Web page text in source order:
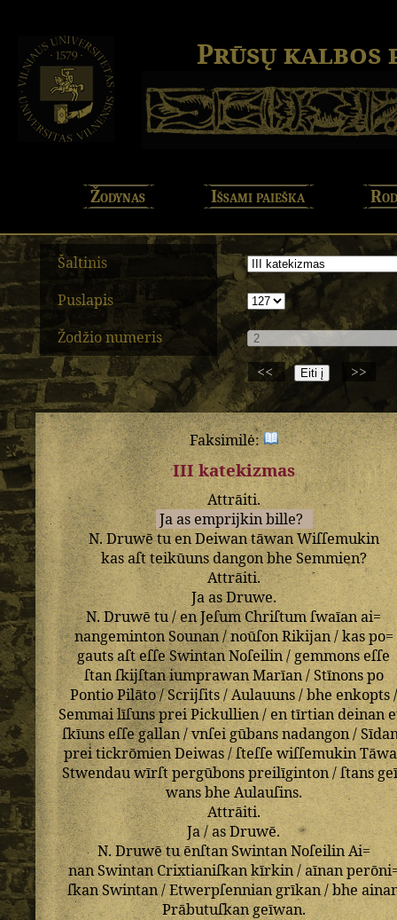
Prūsų kalbos
Žodynas Išsami paieška
Šaltinis
Puslapis
Žodžio numeris
<<
>>
Faksimilė:
III katekizmas
Attrāiti.
Ja as emprijkin bille?
N.DruwētuenDeiwantāwanWiſſemukin
kasaſtteikūunsdangonbhe Semmien?
Attrāiti.
JaasDruwe.
N.Druwētu/enJeſumChriſtumſwaīan ai=
nangemintonSounan/noūſonRikijan/kaspo=
gautsaſteſſeSwintanNoſeilin/gemmonseſſe
ſtanſkijſtaniumprawanMarīan/Stīnonspo
PontioPilāto/Scrijſits/Aulauuns/bheenkopts/
SemmailīſunspreiPickullien/entīrtiandeinan
ſkīuns eſſegallan/vnſeigūbans nadangon/
preitickrōmienDeiwas/ſteſſe wiſſemukin
Stwendauwīrſtpergūbonspreilīginton/ſtans
wansbhe Aulauſins.
Attrāiti.
Ja/as Druwē.
N.DruwētuēnſtanSwintanNoſeilinAi=
nanSwintanCrixtianiſkankīrkin/aīnan
ſkanSwintan/Etwerpſenniangrīkan/bhe
Prābutuſkangeīwan.